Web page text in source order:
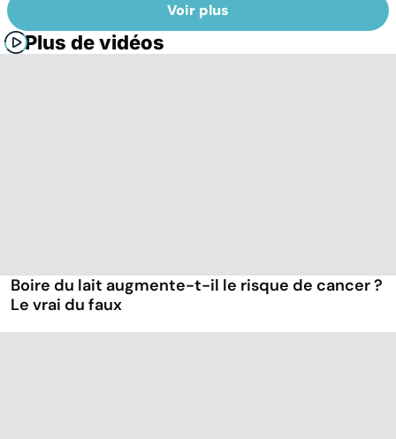
Voir plus
Plus de vidéos
Boire du lait augmente-t-il le risque de cancer ?
Le vrai du faux